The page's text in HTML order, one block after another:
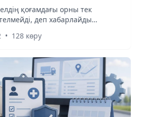
қоғамдағы орны тек
деп хабарлайды
• 128 көру